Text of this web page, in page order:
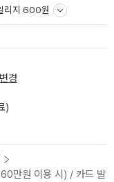
리지 600원
변경
)
만원 이용 시) / 카드 발